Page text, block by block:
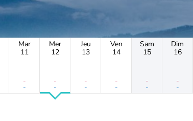
Mar
11
-
-
Mer
12
-
-
Jeu
13
-
-
Ven
14
-
-
Sam
15
-
-
Dim
16
-
-